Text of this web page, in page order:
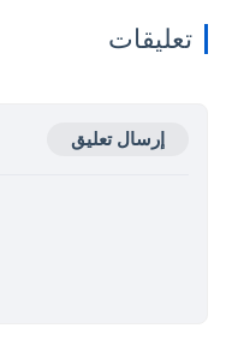
تعليقات
إرسال تعليق